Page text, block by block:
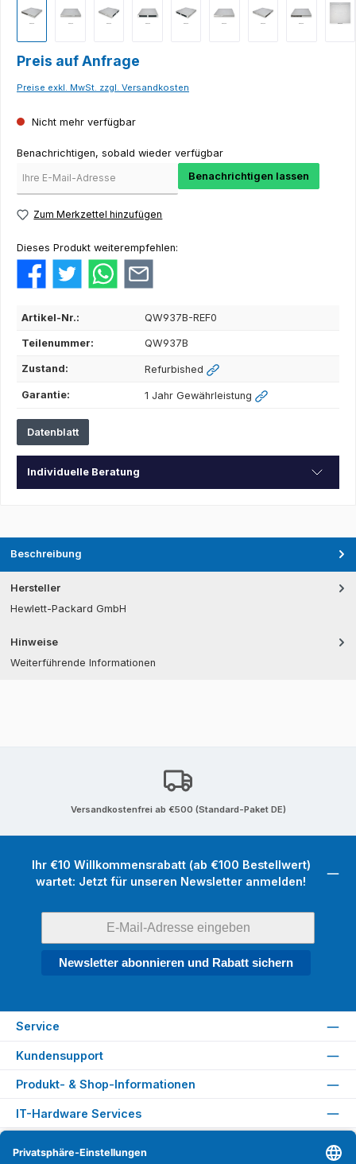
Preis auf Anfrage
Preise exkl. MwSt. zzgl. Versandkosten
Nicht mehr verfügbar
Benachrichtigen, sobald wieder verfügbar
Benachrichtigen lassen
Zum Merkzettel hinzufügen
Dieses Produkt weiterempfehlen:
Artikel-Nr.: QW937B-REF0
Teilenummer: QW937B
Zustand: Refurbished
Garantie: 1 Jahr Gewährleistung
Datenblatt
Individuelle Beratung
Beschreibung
Hersteller
Hewlett-Packard GmbH
Hinweise
Weiterführende Informationen
Versandkostenfrei ab €500 (Standard-Paket DE)
Ihr €10 Willkommensrabatt (ab €100 Bestellwert)
wartet: Jetzt für unseren Newsletter anmelden!
Newsletter abonnieren und Rabatt sichern
Service
Kundensupport
Produkt- & Shop-Informationen
IT-Hardware Services